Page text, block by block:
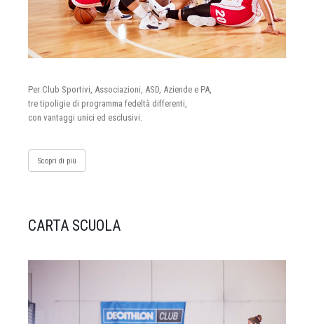
Per Club Sportivi, Associazioni, ASD, Aziende e PA,
tre tipoligie di programma fedeltà differenti,
con vantaggi unici ed esclusivi.
Scopri di più
CARTA SCUOLA